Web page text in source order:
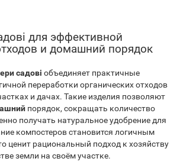
для эффективной
и домашний порядок
садові объединяет практичные
переработки органических отходов
и дачах. Такие изделия позволяют
порядок, сокращать количество
получать натуральное удобрение для
компостеров становится логичным
ценит рациональный подход к хозяйству
земли на своём участке.